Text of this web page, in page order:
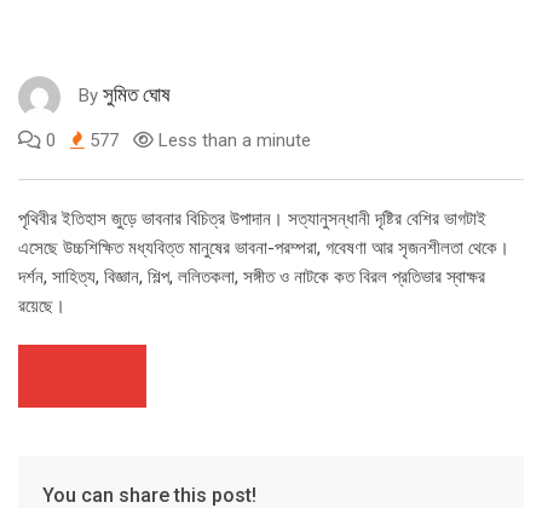
By সুমিত ঘোষ
0 577 Less than a minute
পৃথিবীর ইতিহাস জুড়ে ভাবনার বিচিত্র উপাদান। সত্যানুসন্ধানী দৃষ্টির বেশির ভাগটাই
এসেছে উচ্চশিক্ষিত মধ্যবিত্ত মানুষের ভাবনা-পরম্পরা, গবেষণা আর সৃজনশীলতা থেকে।
দর্শন, সাহিত্য, বিজ্ঞান, শিল্প, ললিতকলা, সঙ্গীত ও নাটকে কত বিরল প্রতিভার স্বাক্ষর
রয়েছে।
You can share this post!